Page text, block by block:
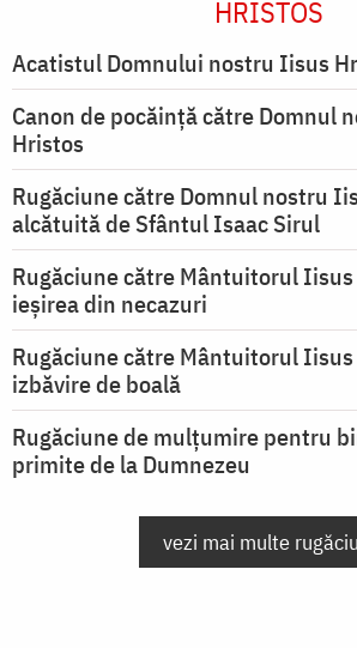
HRISTOS
Acatistul Domnului nostru Iisus
Canon de pocăință către Domnul
Hristos
Rugăciune către Domnul nostru
alcătuită de Sfântul Isaac Sirul
Rugăciune către Mântuitorul
ieşirea din necazuri
Rugăciune către Mântuitorul
izbăvire de boală
Rugăciune de mulțumire pentru
primite de la Dumnezeu
vezi mai multe